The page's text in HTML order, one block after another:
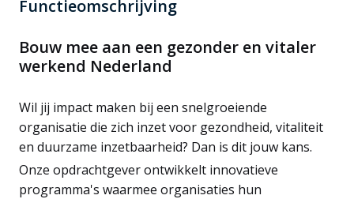
Functieomschrijving
Bouw mee aan een gezonder en vitaler
werkend Nederland
Wil jij impact maken bij een snelgroeiende
organisatie die zich inzet voor gezondheid, vitaliteit
en duurzame inzetbaarheid? Dan is dit jouw kans.
Onze opdrachtgever ontwikkelt innovatieve
programma's waarmee organisaties hun